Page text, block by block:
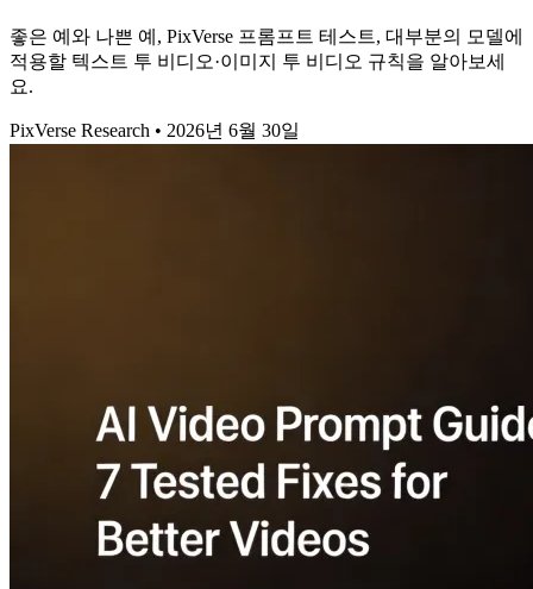
좋은 예와 나쁜 예, PixVerse 프롬프트 테스트, 대부분의 모델에
적용할 텍스트 투 비디오·이미지 투 비디오 규칙을 알아보세
요.
PixVerse Research • 2026년 6월 30일